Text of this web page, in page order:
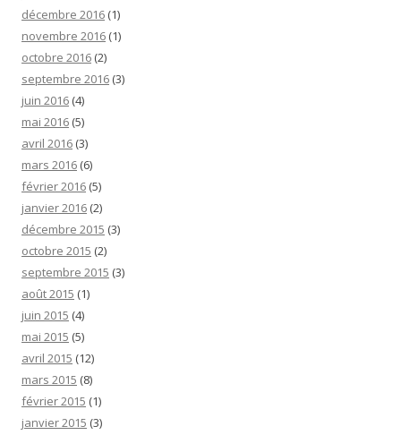
décembre 2016 (1)
novembre 2016 (1)
octobre 2016 (2)
septembre 2016 (3)
juin 2016 (4)
mai 2016 (5)
avril 2016 (3)
mars 2016 (6)
février 2016 (5)
janvier 2016 (2)
décembre 2015 (3)
octobre 2015 (2)
septembre 2015 (3)
août 2015 (1)
juin 2015 (4)
mai 2015 (5)
avril 2015 (12)
mars 2015 (8)
février 2015 (1)
janvier 2015 (3)